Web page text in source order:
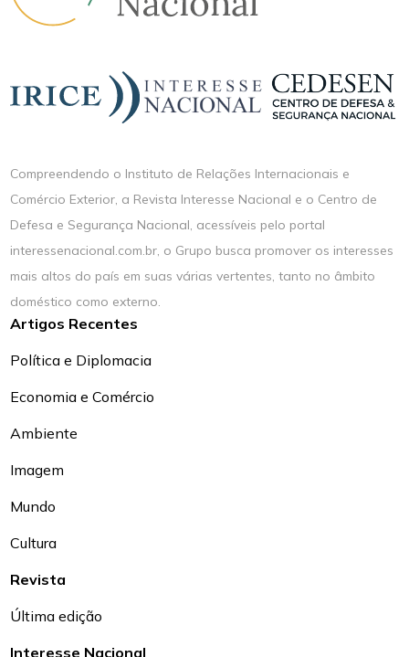
Compreendendo o Instituto de Relações Internacionais e
Comércio Exterior, a Revista Interesse Nacional e o Centro de
Defesa e Segurança Nacional, acessíveis pelo portal
interessenacional.com.br, o Grupo busca promover os interesses
mais altos do país em suas várias vertentes, tanto no âmbito
doméstico como externo.
Artigos Recentes
Política e Diplomacia
Economia e Comércio
Ambiente
Imagem
Mundo
Cultura
Revista
Última edição
Interesse Nacional